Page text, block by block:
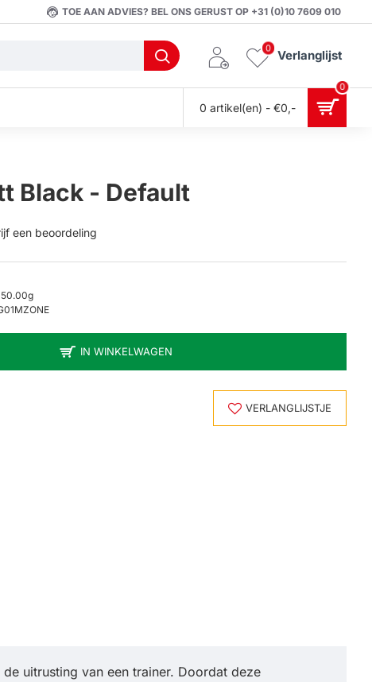
TOE AAN ADVIES? BEL ONS GERUST OP +31 (0)10 7609 010
Verlanglijst
0
0 artikel(en) - €0,-
0
Black - Default
een beoordeling
IN WINKELWAGEN
VERLANGLIJSTJE
uitrusting van een trainer. Doordat deze